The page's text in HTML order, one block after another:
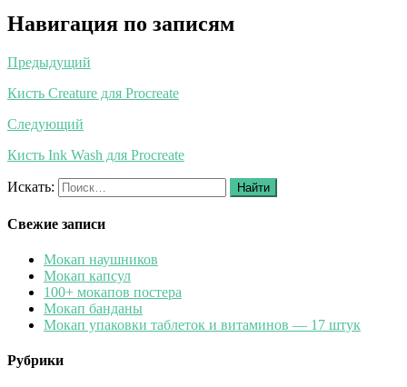
Навигация по записям
Предыдущий
Кисть Creature для Procreate
Следующий
Кисть Ink Wash для Procreate
Искать: Найти
Свежие записи
Мокап наушников
Мокап капсул
100+ мокапов постера
Мокап банданы
Мокап упаковки таблеток и витаминов — 17 штук
Рубрики